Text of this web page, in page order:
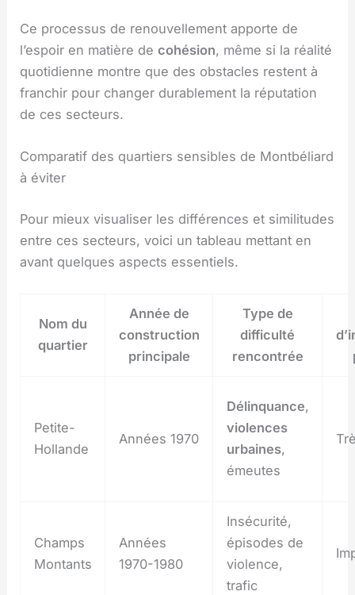
Ce processus de renouvellement apporte de
l’espoir en matière decohésion, même si la réalité
quotidienne montre que des obstacles restent à
franchir pour changer durablement la réputation
de ces secteurs.
Comparatif des quartiers sensibles de Montbéliard
à éviter
Pour mieux visualiser les différences et similitudes
entre ces secteurs, voici un tableau mettant en
avant quelques aspects essentiels.
Nom du
quartier
Année de
construction
principale
Type de
difficulté
rencontrée
Petite-
Hollande
Années 1970
Délinquance,
violences
urbaines,
émeutes
Champs
Montants
Années
1970-1980
Insécurité,
épisodes de
violence,
trafic